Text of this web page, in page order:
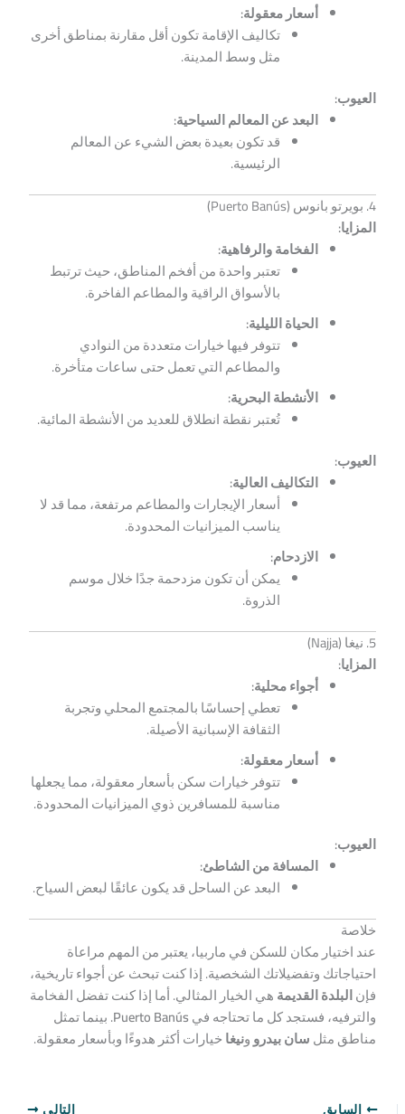
أسعار معقولة:
تكاليف الإقامة تكون أقل مقارنة بمناطق أخرى
مثل وسط المدينة.
العيوب:
البعد عن المعالم السياحية:
قد تكون بعيدة بعض الشيء عن المعالم
الرئيسية.
المزايا:
الفخامة والرفاهية:
تعتبر واحدة من أفخم المناطق، حيث ترتبط
بالأسواق الراقية والمطاعم الفاخرة.
الحياة الليلية:
تتوفر فيها خيارات متعددة من النوادي
والمطاعم التي تعمل حتى ساعات متأخرة.
الأنشطة البحرية:
تُعتبر نقطة انطلاق للعديد من الأنشطة المائية.
العيوب:
التكاليف العالية:
أسعار الإيجارات والمطاعم مرتفعة، مما قد لا
يناسب الميزانيات المحدودة.
الازدحام:
يمكن أن تكون مزدحمة جدًا خلال موسم
الذروة.
المزايا:
أجواء محلية:
تعطي إحساسًا بالمجتمع المحلي وتجربة
الثقافة الإسبانية الأصيلة.
أسعار معقولة:
تتوفر خيارات سكن بأسعار معقولة، مما يجعلها
مناسبة للمسافرين ذوي الميزانيات المحدودة.
العيوب:
المسافة من الشاطئ:
البعد عن الساحل قد يكون عائقًا لبعض السياح.
خلاصة
عند اختيار مكان للسكن في ماربيا، يعتبر من المهم مراعاة
احتياجاتك وتفضيلاتك الشخصية. إذا كنت تبحث عن أجواء تاريخية،
فإنالبلدة القديمةهي الخيار المثالي. أما إذا كنت تفضل الفخامة
والترفيه، فستجد كل ما تحتاجه فيPuerto Banús. بينما تمثل
مناطق مثلسان بيدروونيغاخيارات أكثر هدوءًا وبأسعار معقولة.